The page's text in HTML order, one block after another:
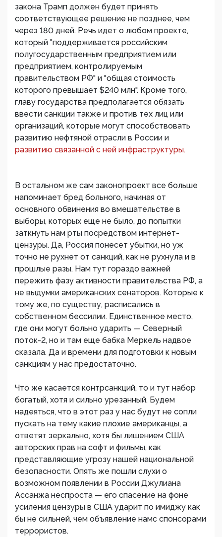
закона Трамп должен будет принять
соответствующее решение не позднее, чем
через 180 дней. Речь идет о любом проекте,
который "поддерживается российским
полугосударственным предприятием или
предприятием, контролируемым
правительством РФ" и "общая стоимость
которого превышает $240 млн". Кроме того,
главу государства предполагается обязать
ввести санкции также и против тех лиц или
организаций, которые могут способствовать
развитию нефтяной отрасли в России и
развитию связанной с ней инфраструктуры.
В остальном же сам законопроект все больше
напоминает бред больного, начиная от
основного обвинения во вмешательстве в
выборы, которых еще не было, до попытки
заткнуть нам рты посредством интернет-
цензуры. Да, Россия понесет убытки, но уж
точно не рухнет от санкций, как не рухнула и в
прошлые разы. Нам тут гораздо важней
пережить фазу активности правительства РФ, а
не выдумки американских сенаторов. Которые к
тому же, по существу, расписались в
собственном бессилии. Единственное место,
где они могут больно ударить — Северный
поток-2, но и там еще бабка Меркель надвое
сказала. Да и времени для подготовки к новым
санкциям у нас предостаточно.
Что же касается контрсанкций, то и тут набор
богатый, хотя и сильно урезанный. Будем
надеяться, что в этот раз у нас будут не сопли
пускать на тему какие плохие американцы, а
ответят зеркально, хотя бы лишением США
авторских прав на софт и фильмы, как
представляющие угрозу нашей национальной
безопасности. Опять же пошли слухи о
возможном появлении в России Джулиана
Ассанжа неспроста — его спасение на фоне
усиления цензуры в США ударит по имиджу как
бы не сильней, чем объявление намс спонсорами
террористов.